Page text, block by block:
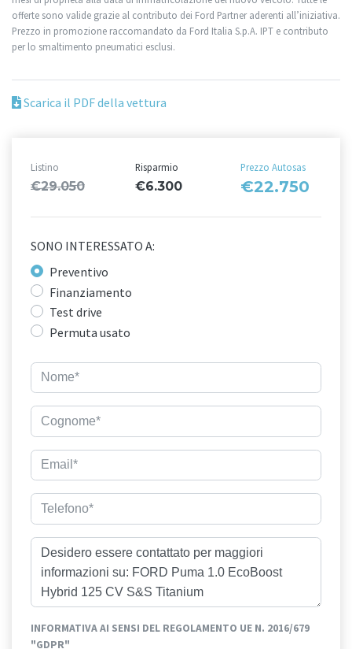
offerte sono valide grazie al contributo dei Ford Partner aderenti all’iniziativa.
Prezzo in promozione raccomandato da Ford Italia S.p.A. IPT e contributo
per lo smaltimento pneumatici esclusi.
Scarica il PDF della vettura
Listino
€29.050
Risparmio
€6.300
Prezzo Autosas
€22.750
SONO INTERESSATO A:
Preventivo
Finanziamento
Test drive
Permuta usato
INFORMATIVA AI SENSI DEL REGOLAMENTO UE N. 2016/679
"GDPR"